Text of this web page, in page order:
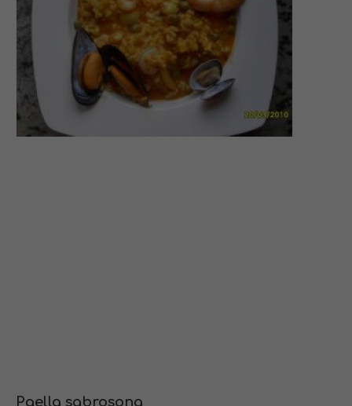
Paella sabrosona